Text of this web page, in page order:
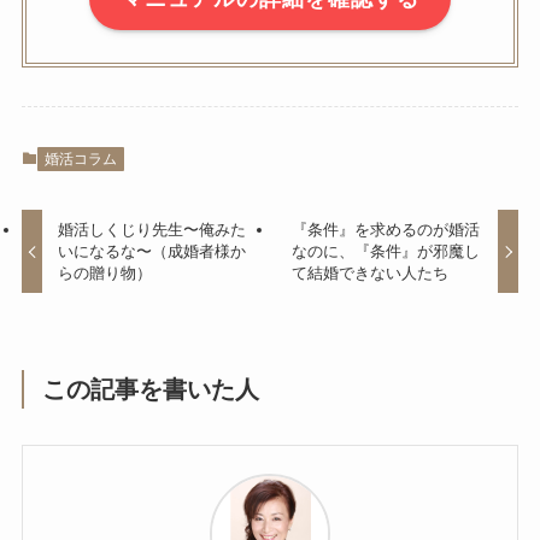
婚活コラム
婚活しくじり先生〜俺みた
いになるな〜（成婚者様か
らの贈り物）
『条件』を求めるのが婚活
なのに、『条件』が邪魔し
て結婚できない人たち
この記事を書いた人